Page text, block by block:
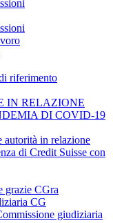
riferimento
IN RELAZIONE
DI COVID-19
autorità in relazione
di Credit Suisse con
grazie CGra
CG
giudiziaria